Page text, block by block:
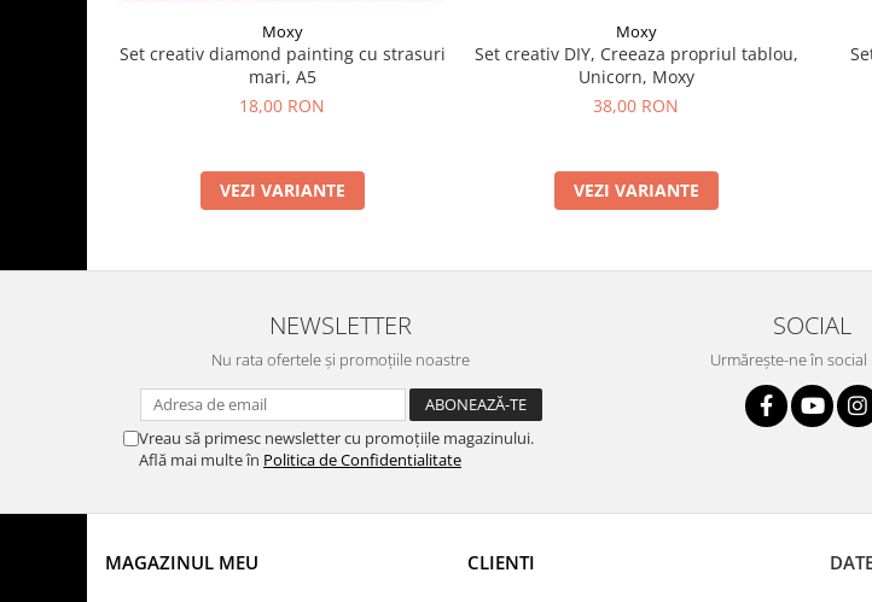
Moxy
Set creativ diamond painting cu strasuri
mari, A5
18,00 RON
VEZI VARIANTE
Moxy
Set creativ DIY, Creeaza propriul tablou,
Unicorn, Moxy
38,00 RON
VEZI VARIANTE
NEWSLETTER
Nu rata ofertele și promoțiile noastre
Vreau să primesc newsletter cu promoțiile magazinului.
Află mai multe în Politica de Confidentialitate
SOCIAL
Urmărește-ne în social
MAGAZINUL MEU CLIENTI